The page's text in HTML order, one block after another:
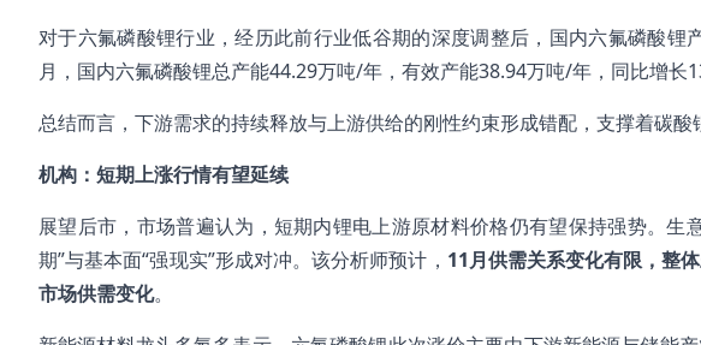
对于六氟磷酸锂行业，经历此前行业低谷期的深度调整后，国内六氟磷酸
月，国内六氟磷酸锂总产能44.29万吨/年，有效产能38.94万吨/年，同比增长
总结而言，下游需求的持续释放与上游供给的刚性约束形成错配，支撑着碳酸
机构：短期上涨行情有望延续
展望后市，市场普遍认为，短期内锂电上游原材料价格仍有望保持强势。生
期”与基本面“强现实”形成对冲。该分析师预计， 11月供需关系变化有限，整
市场供需变化。